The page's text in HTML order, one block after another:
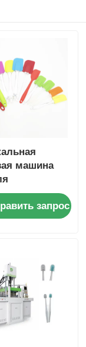
машина
с высокой
запрос